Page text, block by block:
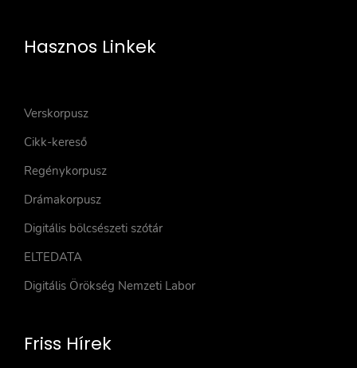
Hasznos Linkek
Verskorpusz
Cikk-kereső
Regénykorpusz
Drámakorpusz
Digitális bölcsészeti szótár
ELTEDATA
Digitális Örökség Nemzeti Labor
Friss Hírek